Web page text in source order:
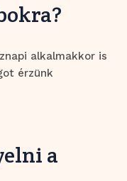
alkalmakkor is
érzünk
a